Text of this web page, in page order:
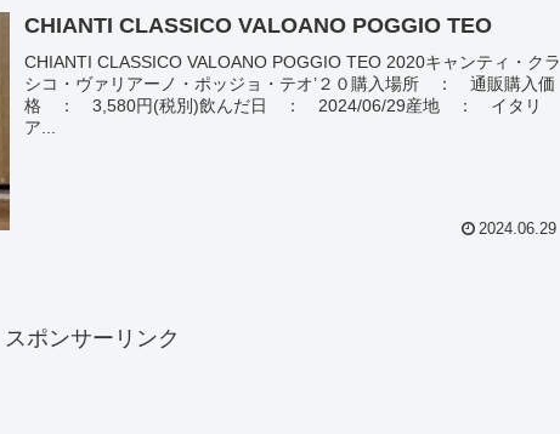
CHIANTI CLASSICO VALOANO POGGIO TEO
CHIANTI CLASSICO VALOANO POGGIO TEO 2020キャンティ・クラ
シコ・ヴァリアーノ・ポッジョ・テオ’２０購入場所 ： 通販購入価
格 ： 3,580円(税別)飲んだ日 ： 2024/06/29産地 ： イタリ
ア...
2024.06.29
スポンサーリンク